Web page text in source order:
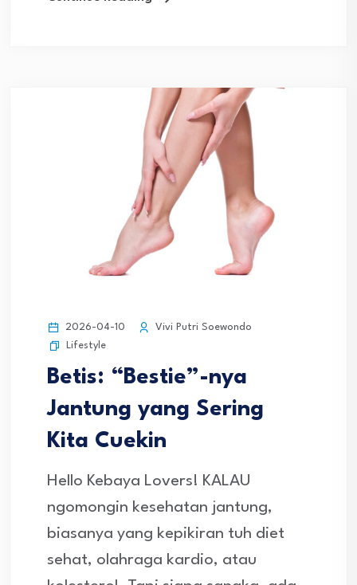
2026-04-10
Vivi Putri Soewondo
Lifestyle
Betis: “Bestie”-nya
Jantung yang Sering
Kita Cuekin
Hello Kebaya Lovers! KALAU
ngomongin kesehatan jantung,
biasanya yang kepikiran tuh diet
sehat, olahraga kardio, atau